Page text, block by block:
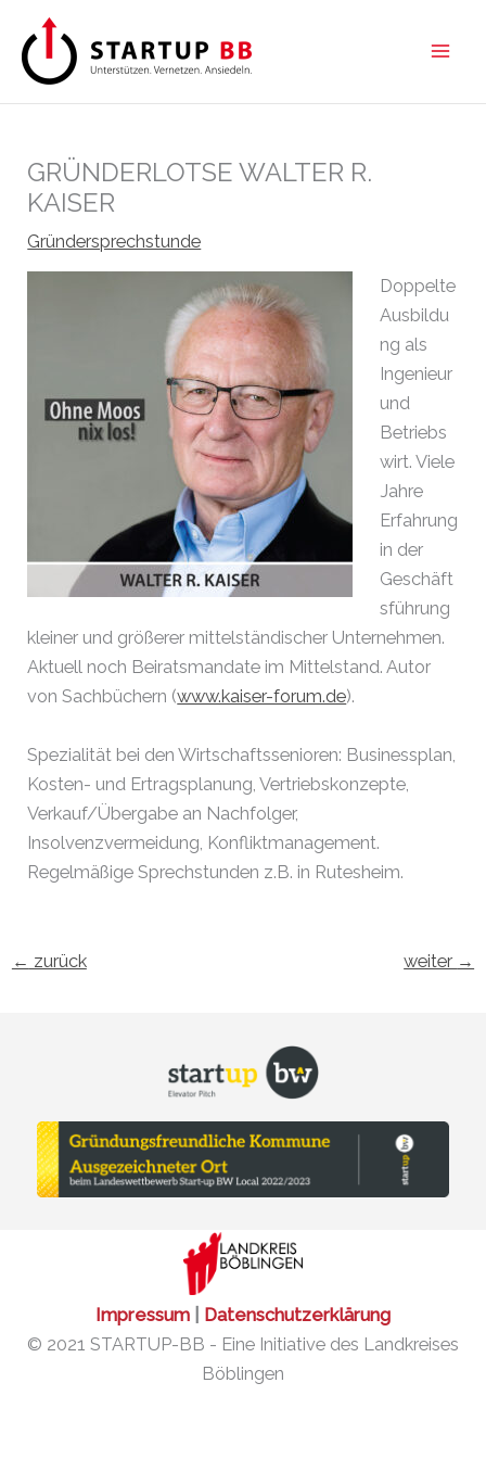
Inhalt
springen
GRÜNDERLOTSE WALTER R.
KAISER
Gründersprechstunde
Doppelte
Ausbildu
ng als
Ingenieur
und
Betriebs
wirt. Viele
Jahre
Erfahrung
in der
Geschäft
sführung
kleiner und größerer mittelständischer Unternehmen.
Aktuell noch Beiratsmandate im Mittelstand. Autor
von Sachbüchern (www.kaiser-forum.de).
Spezialität bei den Wirtschaftssenioren: Businessplan,
Kosten- und Ertragsplanung, Vertriebskonzepte,
Verkauf/Übergabe an Nachfolger,
Insolvenzvermeidung, Konfliktmanagement.
Regelmäßige Sprechstunden z.B. in Rutesheim.
← zurück weiter →
Impressum
Datenschutzerklärung
© 2021 STARTUP-BB - Eine Initiative des Landkreises
Böblingen